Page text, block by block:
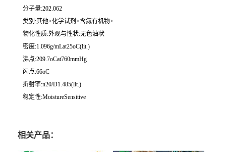
分子量:202.062
类别:其他>化学试剂>含氮有机物>
物化性质:外观与性状:无色油状
密度:1.096g/mLat25oC(lit.)
沸点:209.7oCat760mmHg
闪点:66oC
折射率:n20/D1.485(lit.)
稳定性:MoistureSensitive
相关产品：